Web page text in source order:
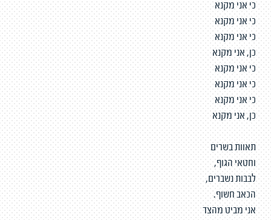
כי אני מקנא
כי אני מקנא
כי אני מקנא
כן, אני מקנא
כי אני מקנא
כי אני מקנא
כי אני מקנא
כן, אני מקנא
תאוות בשרים
וחטאי הגוף,
לבבות נשברים,
הכאב חשוף.
אני מביט מהצד